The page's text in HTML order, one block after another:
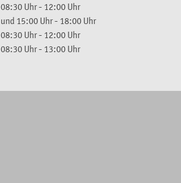
08:30 Uhr- 12:00 Uhr
und 15:00 Uhr- 18:00 Uhr
08:30 Uhr- 12:00 Uhr
08:30 Uhr- 13:00 Uhr